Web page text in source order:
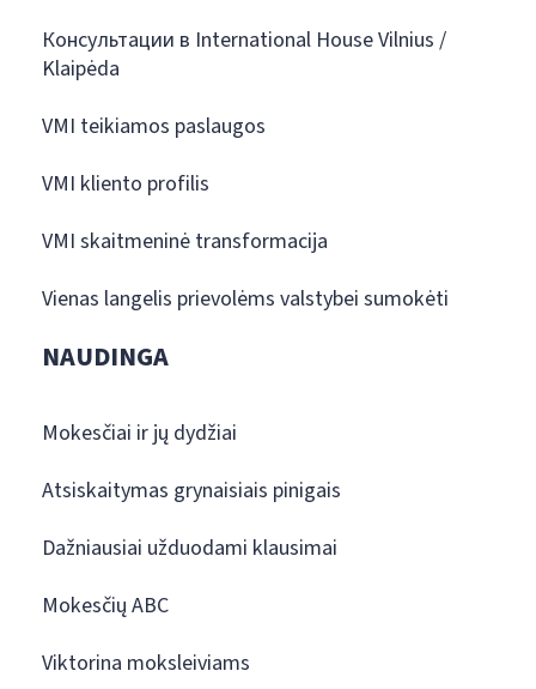
Консультации в International House Vilnius /
Klaipėda
VMI teikiamos paslaugos
VMI kliento profilis
VMI skaitmeninė transformacija
Vienas langelis prievolėms valstybei sumokėti
NAUDINGA
Mokesčiai ir jų dydžiai
Atsiskaitymas grynaisiais pinigais
Dažniausiai užduodami klausimai
Mokesčių ABC
Viktorina moksleiviams